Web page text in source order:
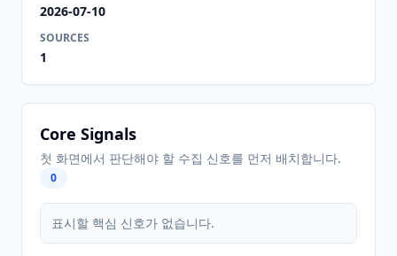
2026-07-10
SOURCES
1
Core Signals
첫 화면에서 판단해야 할 수집 신호를 먼저 배치합니다.
0
표시할 핵심 신호가 없습니다.